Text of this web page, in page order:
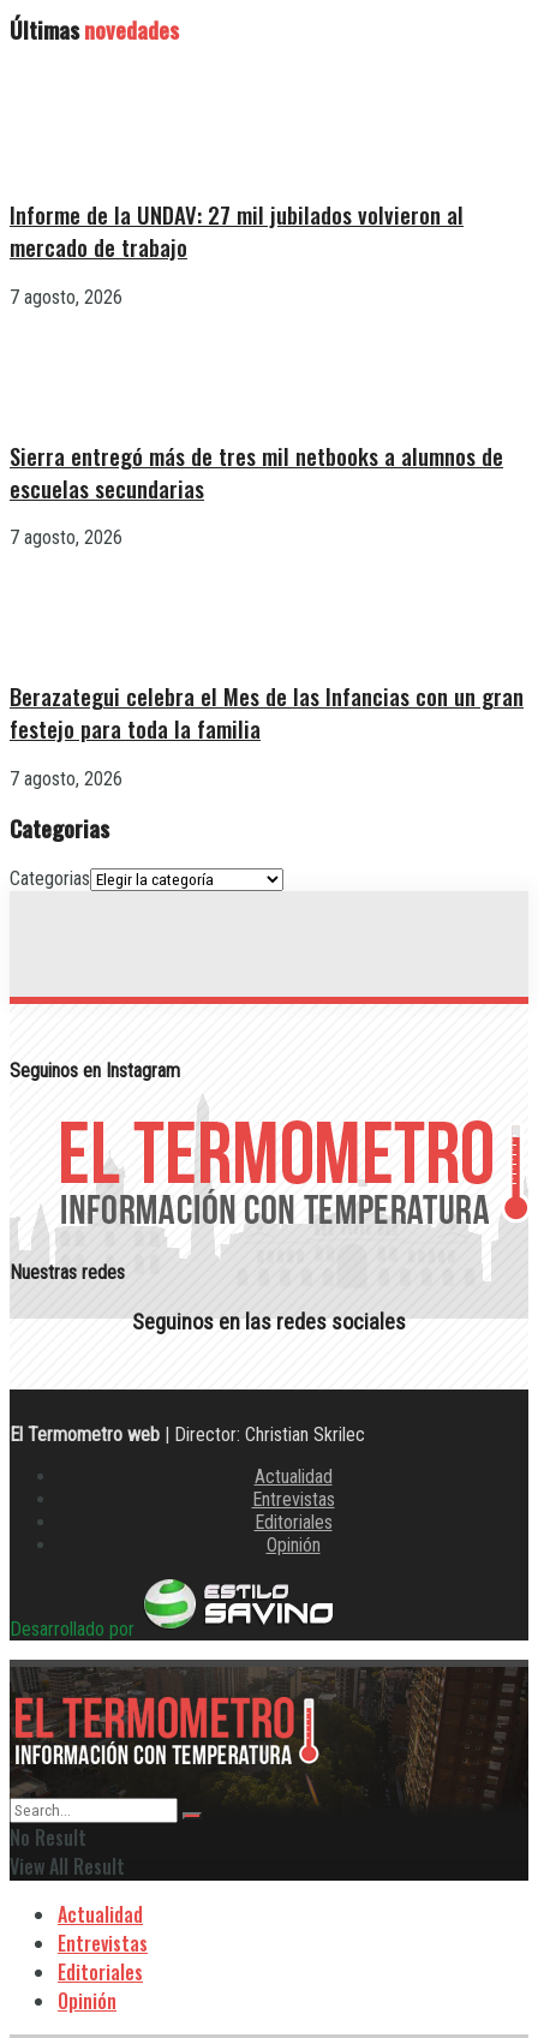
Últimasnovedades
Informe de la UNDAV: 27 mil jubilados volvieron al
mercado de trabajo
7 agosto, 2026
Sierra entregó más de tres mil netbooks a alumnos de
escuelas secundarias
7 agosto, 2026
Berazategui celebra el Mes de las Infancias con un gran
festejo para toda la familia
7 agosto, 2026
Categorias
Categorias
Seguinos en Instagram
Nuestras redes
Seguinos en las redes sociales
El Termometro web | Director: Christian Skrilec
Actualidad
Entrevistas
Editoriales
Opinión
Desarrollado por
No Result
View All Result
Actualidad
Entrevistas
Editoriales
Opinión